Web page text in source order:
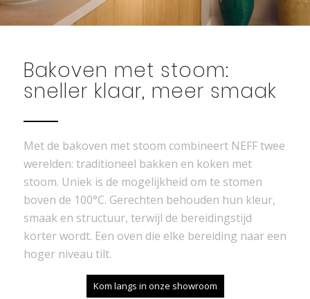
Bakoven met stoom:
sneller klaar, meer smaak
Met de bakoven met stoom combineert NEFF twee
werelden: traditioneel bakken en koken met
stoom. Uniek is de mogelijkheid om te stomen
boven de 100°C. Gerechten behouden hun kleur,
smaak en structuur, terwijl de bereidingstijd
korter wordt. Een oven die elke bereiding naar een
hoger niveau tilt.
Kom langs in onze showroom